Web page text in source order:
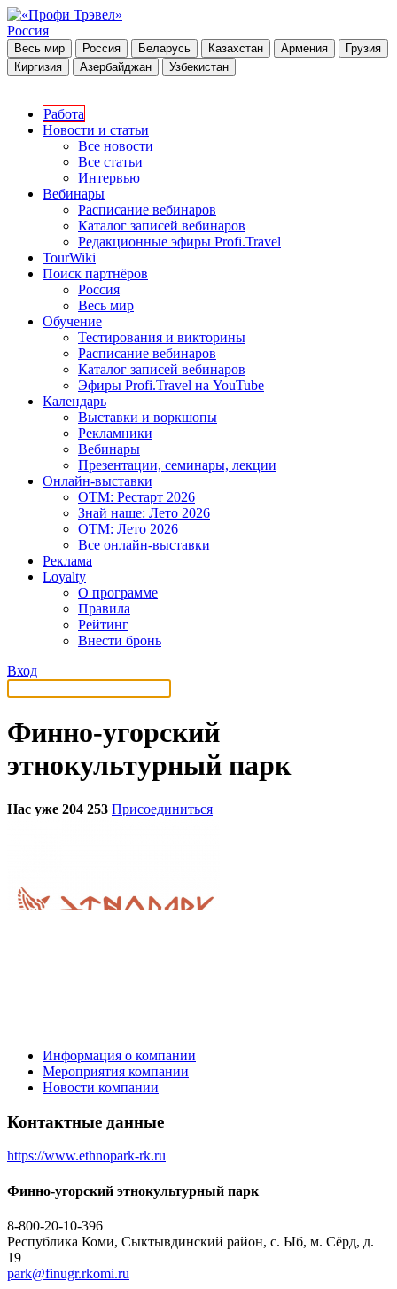
Россия
Весь мир Россия Беларусь Казахстан Армения
Грузия
Киргизия
Азербайджан Узбекистан
Работа
Новости и статьи
Все новости
Все статьи
Интервью
Вебинары
Расписание вебинаров
Каталог записей вебинаров
Редакционные эфиры Profi.Travel
TourWiki
Поиск партнёров
Россия
Весь мир
Обучение
Тестирования и викторины
Расписание вебинаров
Каталог записей вебинаров
Эфиры Profi.Travel на YouTube
Календарь
Выставки и воркшопы
Рекламники
Вебинары
Презентации, семинары, лекции
Онлайн-выставки
OTM: Рестарт 2026
Знай наше: Лето 2026
OTM: Лето 2026
Все онлайн-выставки
Реклама
Loyalty
О программе
Правила
Рейтинг
Внести бронь
Вход
Финно-угорский
этнокультурный парк
Нас уже 204 253 Присоединиться
Информация о компании
Мероприятия компании
Новости компании
Контактные данные
https://www.ethnopark-rk.ru
Финно-угорский этнокультурный парк
8-800-20-10-396
Республика Коми, Сыктывдинский район, с. Ыб, м. Сёрд, д.
19
park@finugr.rkomi.ru